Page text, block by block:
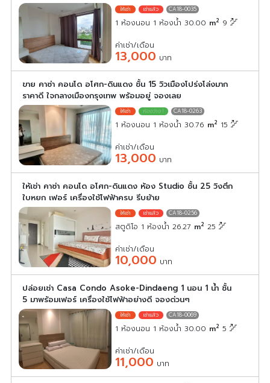
CA18-0035
1 ห้องนอน 1 ห้องน้ำ 30.00 m2 9
ค่าเช่า/เดือน
13,000 บาท
ขาย คาซ่า คอนโด อโศก-ดินแดง ชั้น 15 วิวเมืองโปร่งโล่งมาก
ราคาดี ใจกลางเมืองกรุงเทพ พร้อมอยู่ จองเลย
CA18-0263
1 ห้องนอน 1 ห้องน้ำ 30.76 m2 15
ค่าเช่า/เดือน
13,000 บาท
ให้เช่า คาซ่า คอนโด อโศก-ดินแดง ห้อง Studio ชั้น 25 วิงตึก
ใบหยก เฟอร์ เครื่องใช้ไฟฟ้าครบ รีบย้าย
CA18-0256
สตูดิโอ 1 ห้องน้ำ 26.27 m2 25
ค่าเช่า/เดือน
10,000 บาท
ปล่อยเช่า Casa Condo Asoke-Dindaeng 1 นอน 1 น้ำ ชั้น
5 มาพร้อมเฟอร์ เครื่องใช้ไฟฟ้าอย่างดี จองด่วนๆ
CA18-0069
1 ห้องนอน 1 ห้องน้ำ 30.00 m2 5
ค่าเช่า/เดือน
11,000 บาท